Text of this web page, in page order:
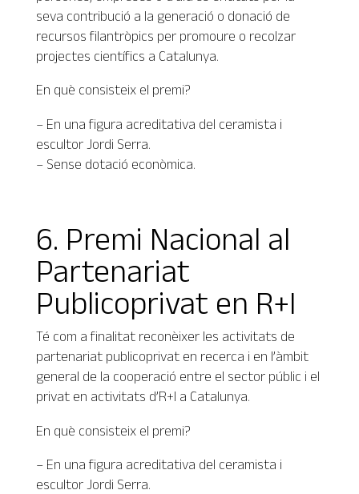
seva contribució a la generació o donació de
recursos filantròpics per promoure o recolzar
projectes científics a Catalunya.
En què consisteix el premi?
– En una figura acreditativa del ceramista i
escultor Jordi Serra.
– Sense dotació econòmica.
6. Premi Nacional al
Partenariat
Publicoprivat en R+I
Té com a finalitat reconèixer les activitats de
partenariat publicoprivat en recerca i en l’àmbit
general de la cooperació entre el sector públic i el
privat en activitats d’R+I a Catalunya.
En què consisteix el premi?
– En una figura acreditativa del ceramista i
escultor Jordi Serra.